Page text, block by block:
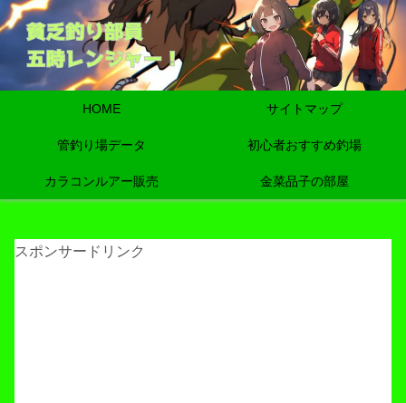
HOME サイトマップ
管釣り場データ 初心者おすすめ釣場
カラコンルアー販売 金菜品子の部屋
スポンサードリンク